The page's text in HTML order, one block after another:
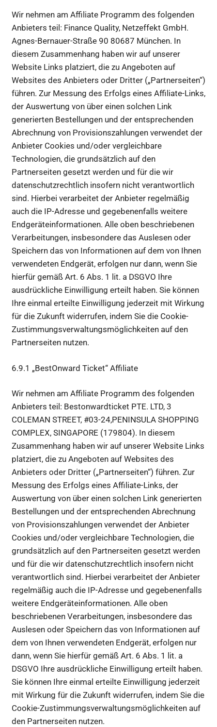
Wir nehmen am Affiliate Programm des folgenden
Anbieters teil: Finance Quality, Netzeffekt GmbH.
Agnes-Bernauer-Straße 90 80687 München. In
diesem Zusammenhang haben wir auf unserer
Website Links platziert, die zu Angeboten auf
Websites des Anbieters oder Dritter („Partnerseiten“)
führen. Zur Messung des Erfolgs eines Affiliate-Links,
der Auswertung von über einen solchen Link
generierten Bestellungen und der entsprechenden
Abrechnung von Provisionszahlungen verwendet der
Anbieter Cookies und/oder vergleichbare
Technologien, die grundsätzlich auf den
Partnerseiten gesetzt werden und für die wir
datenschutzrechtlich insofern nicht verantwortlich
sind. Hierbei verarbeitet der Anbieter regelmäßig
auch die IP-Adresse und gegebenenfalls weitere
Endgeräteinformationen. Alle oben beschriebenen
Verarbeitungen, insbesondere das Auslesen oder
Speichern das von Informationen auf dem von Ihnen
verwendeten Endgerät, erfolgen nur dann, wenn Sie
hierfür gemäß Art. 6 Abs. 1 lit. a DSGVO Ihre
ausdrückliche Einwilligung erteilt haben. Sie können
Ihre einmal erteilte Einwilligung jederzeit mit Wirkung
für die Zukunft widerrufen, indem Sie die Cookie-
Zustimmungsverwaltungsmöglichkeiten auf den
Partnerseiten nutzen.
6.9.1 „BestOnward Ticket“ Affiliate
Wir nehmen am Affiliate Programm des folgenden
Anbieters teil: Bestonwardticket PTE. LTD, 3
COLEMAN STREET, #03-24,PENINSULA SHOPPING
COMPLEX, SINGAPORE (179804). In diesem
Zusammenhang haben wir auf unserer Website Links
platziert, die zu Angeboten auf Websites des
Anbieters oder Dritter („Partnerseiten“) führen. Zur
Messung des Erfolgs eines Affiliate-Links, der
Auswertung von über einen solchen Link generierten
Bestellungen und der entsprechenden Abrechnung
von Provisionszahlungen verwendet der Anbieter
Cookies und/oder vergleichbare Technologien, die
grundsätzlich auf den Partnerseiten gesetzt werden
und für die wir datenschutzrechtlich insofern nicht
verantwortlich sind. Hierbei verarbeitet der Anbieter
regelmäßig auch die IP-Adresse und gegebenenfalls
weitere Endgeräteinformationen. Alle oben
beschriebenen Verarbeitungen, insbesondere das
Auslesen oder Speichern das von Informationen auf
dem von Ihnen verwendeten Endgerät, erfolgen nur
dann, wenn Sie hierfür gemäß Art. 6 Abs. 1 lit. a
DSGVO Ihre ausdrückliche Einwilligung erteilt haben.
Sie können Ihre einmal erteilte Einwilligung jederzeit
mit Wirkung für die Zukunft widerrufen, indem Sie die
Cookie-Zustimmungsverwaltungsmöglichkeiten auf
den Partnerseiten nutzen.